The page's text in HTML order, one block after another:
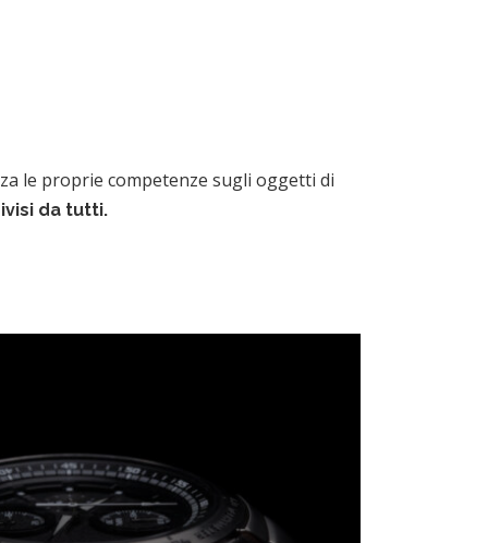
le proprie competenze sugli oggetti di
da tutti.